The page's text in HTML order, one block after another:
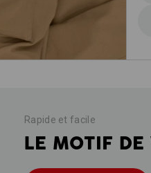
Rapide et facile
LE MOTIF DE